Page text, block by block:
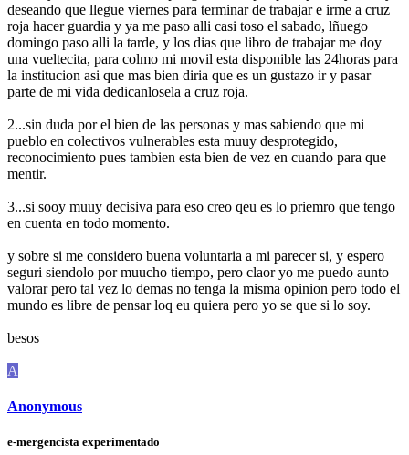
deseando que llegue viernes para terminar de trabajar e irme a cruz
roja hacer guardia y ya me paso alli casi toso el sabado, lñuego
domingo paso alli la tarde, y los dias que libro de trabajar me doy
una vueltecita, para colmo mi movil esta disponible las 24horas para
la institucion asi que mas bien diria que es un gustazo ir y pasar
parte de mi vida dedicanlosela a cruz roja.
2...sin duda por el bien de las personas y mas sabiendo que mi
pueblo en colectivos vulnerables esta muuy desprotegido,
reconocimiento pues tambien esta bien de vez en cuando para que
mentir.
3...si sooy muuy decisiva para eso creo qeu es lo priemro que tengo
en cuenta en todo momento.
y sobre si me considero buena voluntaria a mi parecer si, y espero
seguri siendolo por muucho tiempo, pero claor yo me puedo aunto
valorar pero tal vez lo demas no tenga la misma opinion pero todo el
mundo es libre de pensar loq eu quiera pero yo se que si lo soy.
besos
A
Anonymous
e-mergencista experimentado